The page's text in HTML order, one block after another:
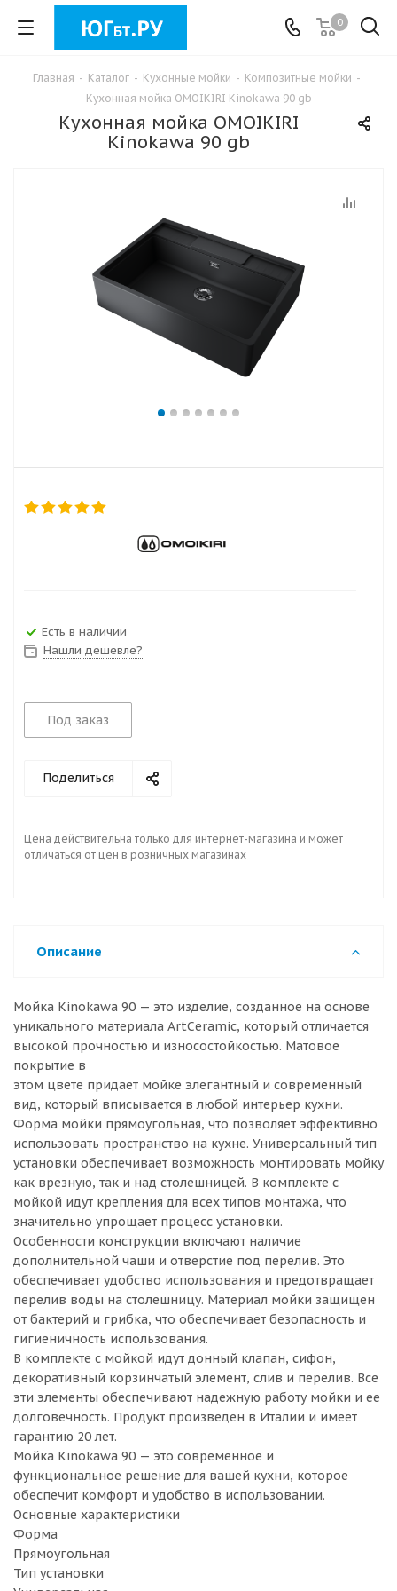
0
Главная - Каталог - Кухонные мойки - Композитные мойки -
Кухонная мойка OMOIKIRI Kinokawa 90 gb
Кухонная мойка OMOIKIRI
Kinokawa 90 gb
Есть в наличии
Нашли дешевле?
Под заказ
Поделиться
Цена действительна только для интернет-магазина и может
отличаться от цен в розничных магазинах
Описание
Мойка Kinokawa 90 — это изделие, созданное на основе
уникального материала ArtCeramic, который отличается
высокой прочностью и износостойкостью. Матовое
покрытие в
этом цвете придает мойке элегантный и современный
вид, который вписывается в любой интерьер кухни.
Форма мойки прямоугольная, что позволяет эффективно
использовать пространство на кухне. Универсальный тип
установки обеспечивает возможность монтировать мойку
как врезную, так и над столешницей. В комплекте с
мойкой идут крепления для всех типов монтажа, что
значительно упрощает процесс установки.
Особенности конструкции включают наличие
дополнительной чаши и отверстие под перелив. Это
обеспечивает удобство использования и предотвращает
перелив воды на столешницу. Материал мойки защищен
от бактерий и грибка, что обеспечивает безопасность и
гигиеничность использования.
В комплекте с мойкой идут донный клапан, сифон,
декоративный корзинчатый элемент, слив и перелив. Все
эти элементы обеспечивают надежную работу мойки и ее
долговечность. Продукт произведен в Италии и имеет
гарантию 20 лет.
Мойка Kinokawa 90 — это современное и
функциональное решение для вашей кухни, которое
обеспечит комфорт и удобство в использовании.
Основные характеристики
Форма
Прямоугольная
Тип установки